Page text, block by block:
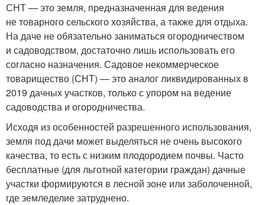
СНТ — это земля, предназначенная для ведения
не товарного сельского хозяйства, а также для отдыха.
На даче не обязательно заниматься огородничеством
и садоводством, достаточно лишь использовать его
согласно назначения. Садовое некоммерческое
товарищество (СНТ) — это аналог ликвидированных в
2019 дачных участков, только с упором на ведение
садоводства и огородничества.
Исходя из особенностей разрешенного использования,
земля под дачи может выделяться не очень высокого
качества, то есть с низким плодородием почвы. Часто
бесплатные (для льготной категории граждан) дачные
участки формируются в лесной зоне или заболоченной,
где земледелие затруднено.